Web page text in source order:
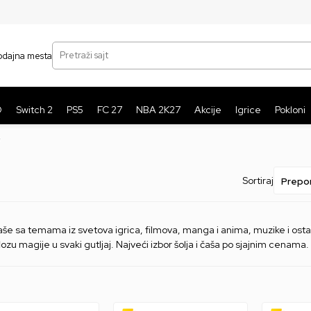
mesta
Pretraži sajt
Switch 2 PS5 FC 27 NBA 2K27 Akcije Igrice Pokloni
Sortiraj
sa temama iz svetova igrica, filmova, manga i anima, muzike i
magije u svaki gutljaj. Najveći izbor šolja i čaša po sjajnim cenama.